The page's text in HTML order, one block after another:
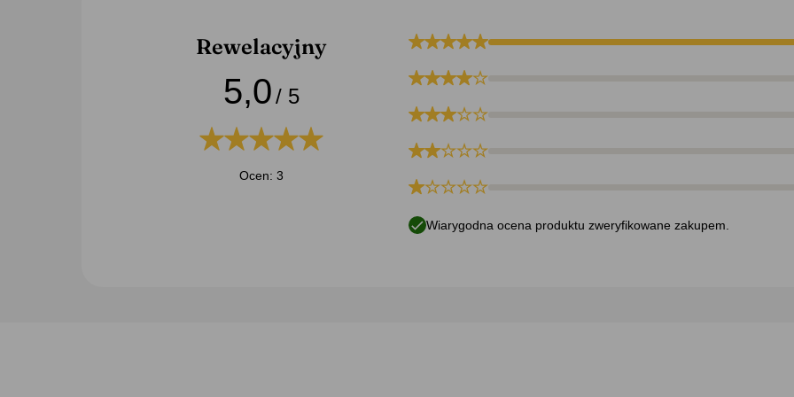
Rewelacyjny
5,0/ 5
Ocen: 3
Wiarygodna ocena produktu zweryfikowane zakupem.